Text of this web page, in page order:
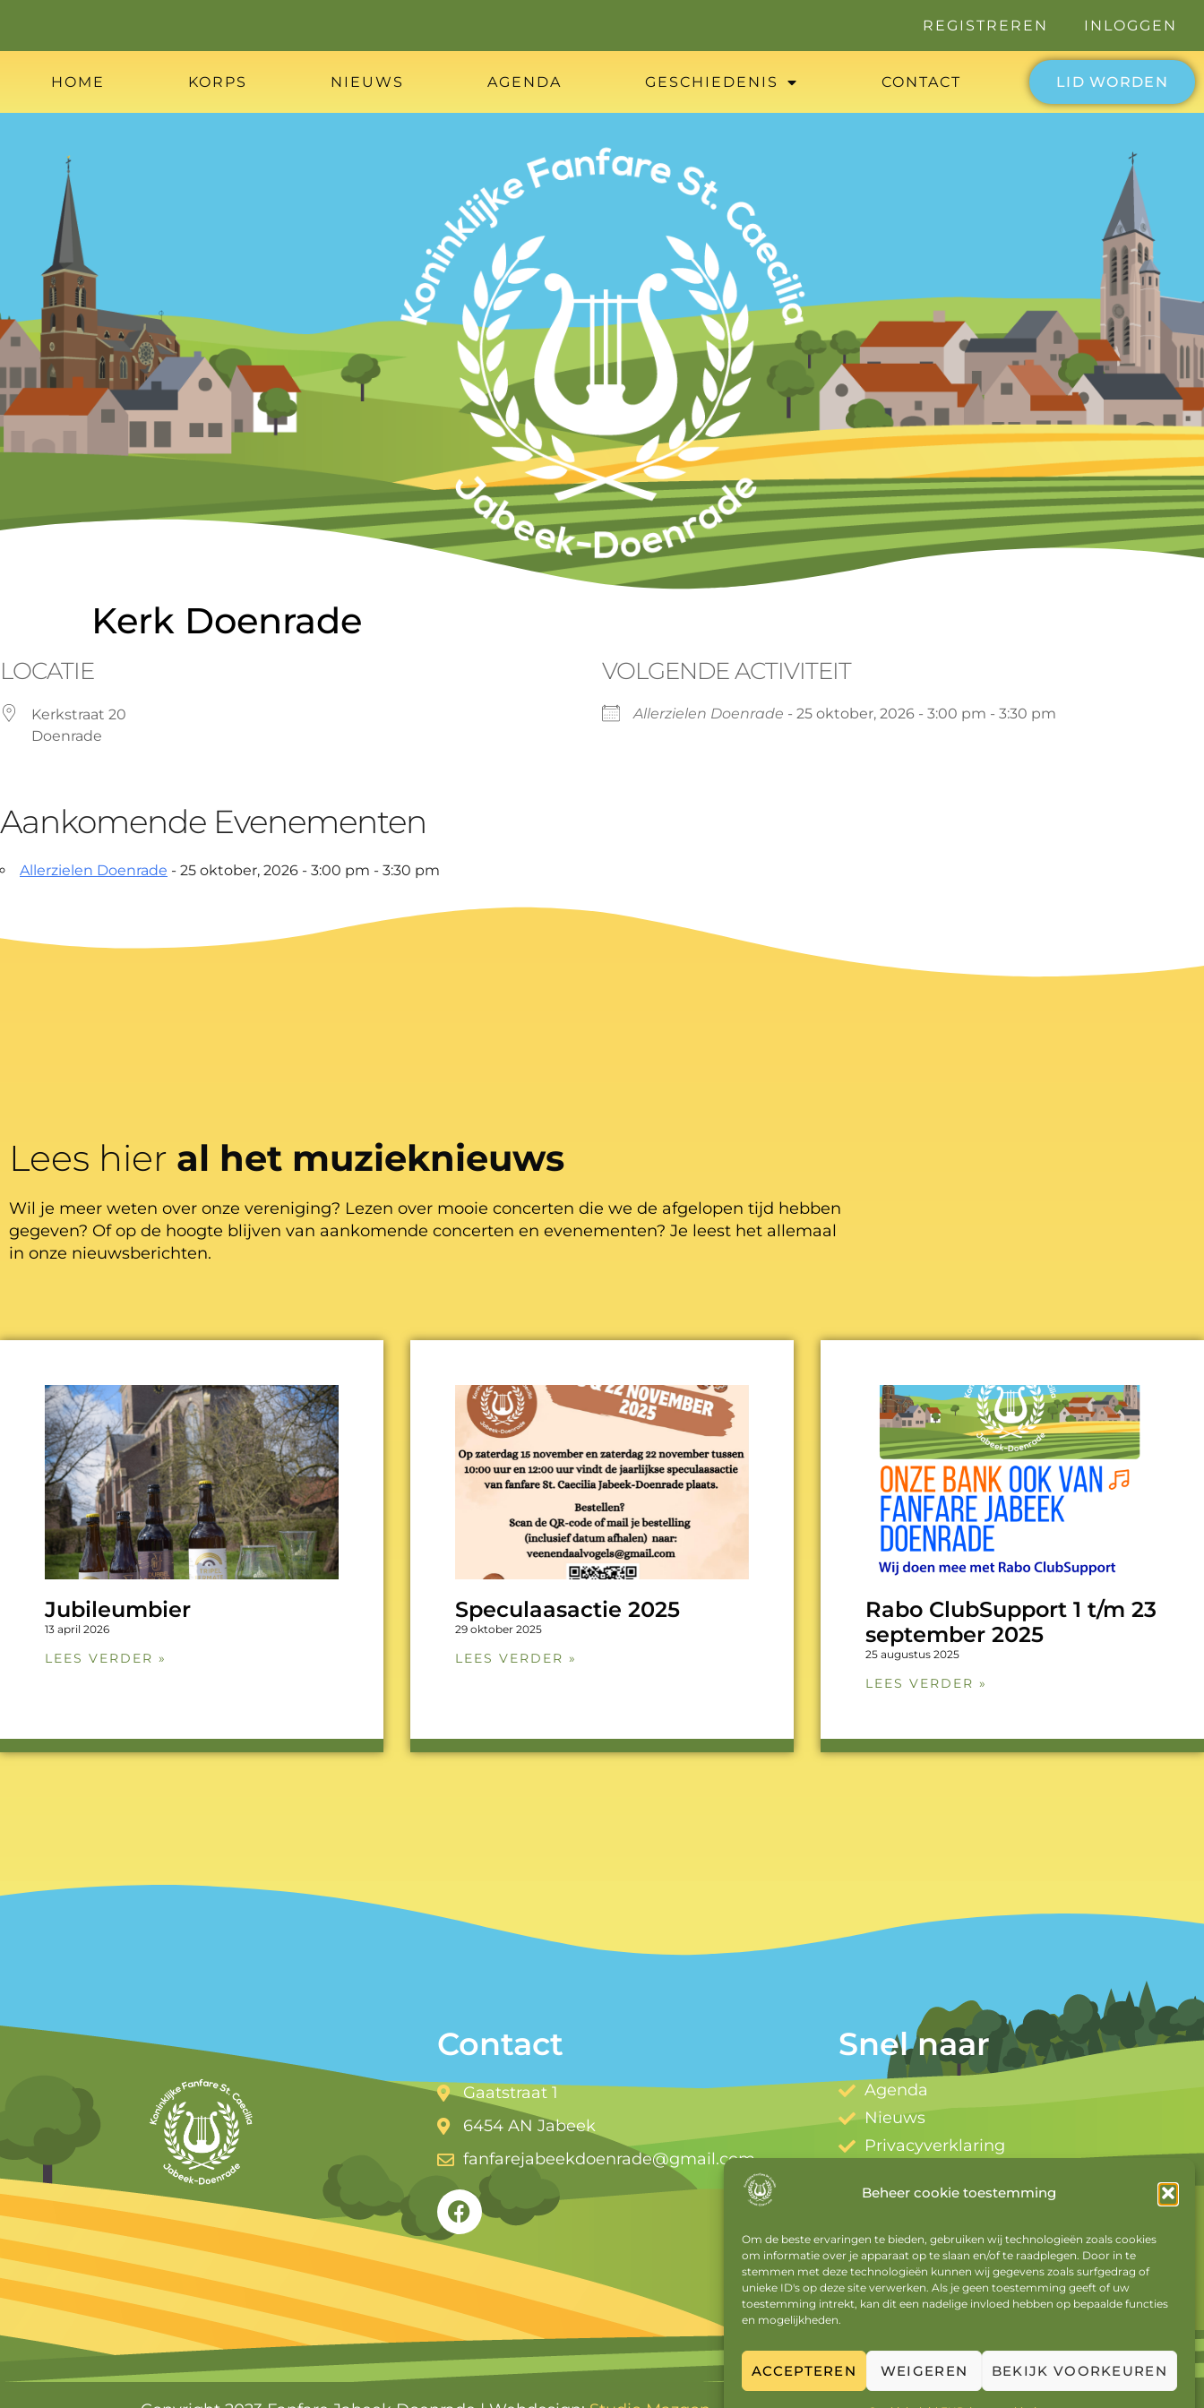
Beheer cookie toestemming
Om de beste ervaringen te bieden, gebruiken wij technologieën zoals cookies
om informatie over je apparaat op te slaan en/of te raadplegen. Door in te
stemmen met deze technologieën kunnen wij gegevens zoals surfgedrag of
unieke ID's op deze site verwerken. Als je geen toestemming geeft of uw
toestemming intrekt, kan dit een nadelige invloed hebben op bepaalde functies
en mogelijkheden.
ACCEPTEREN WEIGEREN BEKIJK VOORKEUREN
REGISTREREN INLOGGEN
HOME KORPS NIEUWS AGENDA GESCHIEDENIS CONTACT LID WORDEN
Kerk Doenrade
LOCATIE
Kerkstraat 20
Doenrade
VOLGENDE ACTIVITEIT
Allerzielen Doenrade - 25 oktober, 2026 - 3:00 pm - 3:30 pm
Aankomende Evenementen
Allerzielen Doenrade - 25 oktober, 2026 - 3:00 pm - 3:30 pm
Lees hier al het muzieknieuws
Wil je meer weten over onze vereniging? Lezen over mooie concerten die we de afgelopen tijd hebben
gegeven? Of op de hoogte blijven van aankomende concerten en evenementen? Je leest het allemaal
in onze nieuwsberichten.
Jubileumbier
13 april 2026
LEES VERDER »
Speculaasactie 2025
29 oktober 2025
LEES VERDER »
Rabo ClubSupport 1 t/m 23
september 2025
25 augustus 2025
LEES VERDER »
Contact
Gaatstraat 1
6454 AN Jabeek
fanfarejabeekdoenrade@gmail.com
Snel naar
Agenda
Nieuws
Privacyverklaring
Mijn account